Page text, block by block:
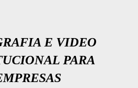
E VIDEO
PARA